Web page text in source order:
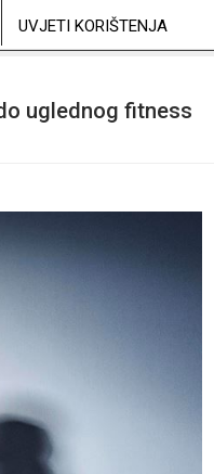
UVJETI KORIŠTENJA
uglednog fitness